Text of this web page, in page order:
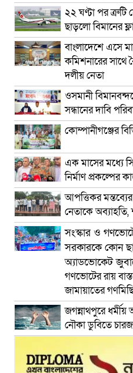
২২ ঘণ্টা পর ত্রুটি
ছাড়লো বিমানের
বাংলাদেশে এসে
কমিশনারের সাথে
দলীয় নেতা
ওসমানী
সন্ধানের দাবি
কোম্পানীগঞ্জের
এক মাসের মধ্যে
নির্মাণ প্রকল্পের
আপত্তিকর
নেতাকে অব্যাহতি,
সংস্কার ও
সরকারকে কোন
অ্যাডভোকেট
গণভোটের রায়
জামায়াতের
জগন্নাথপুরে
নৌকা ডুবিতে